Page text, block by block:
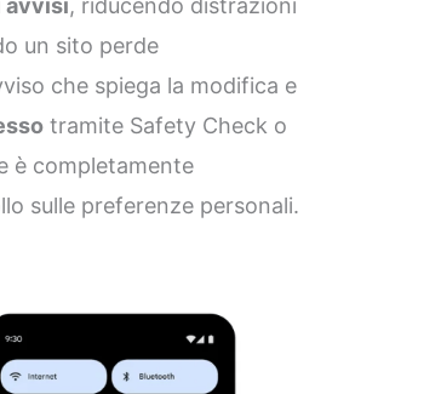
un sito perde
che spiega la modifica e
tramite Safety Check o
è completamente
sulle preferenze personali.